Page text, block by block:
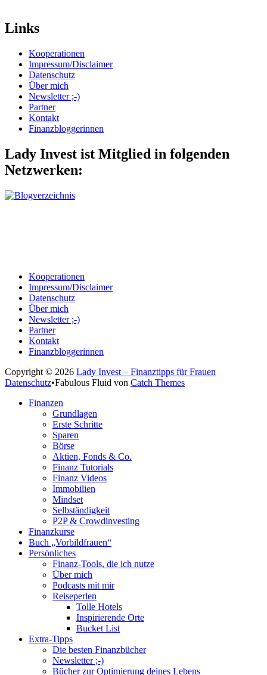
Links
Kooperationen
Impressum/Disclaimer
Datenschutz
Über mich
Newsletter ;-)
Partner
Kontakt
Finanzbloggerinnen
Lady Invest ist Mitglied in folgenden
Netzwerken:
Kooperationen
Impressum/Disclaimer
Datenschutz
Über mich
Newsletter ;-)
Partner
Kontakt
Finanzbloggerinnen
Copyright © 2026 Lady Invest – Finanztipps für Frauen
Datenschutz•Fabulous Fluid von Catch Themes
oben
Finanzen
Grundlagen
Erste Schritte
Sparen
Börse
Aktien, Fonds & Co.
Finanz Tutorials
Finanz Videos
Immobilien
Mindset
Selbständigkeit
P2P & Crowdinvesting
Finanzkurse
Buch „Vorbildfrauen“
Persönliches
Finanz-Tools, die ich nutze
Über mich
Podcasts mit mir
Reiseperlen
Tolle Hotels
Inspirierende Orte
Bucket List
Extra-Tipps
Die besten Finanzbücher
Newsletter ;-)
Bücher zur Optimierung deines Lebens